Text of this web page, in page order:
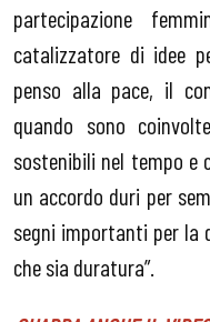
partecipazione
catalizzatore di idee
penso alla pace, il
quando sono
sostenibili nel tempo e
un accordo duri per
segni importanti per la
che sia duratura”.